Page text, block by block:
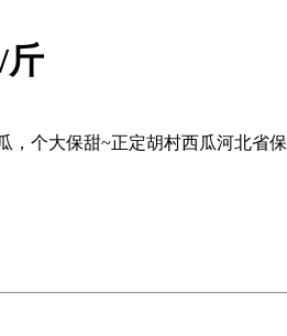
斤
，个大保甜~正定胡村西瓜河北省保